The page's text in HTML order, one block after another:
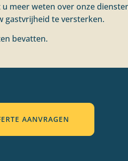
meer weten over onze
gastvrijheid te versterken.
bevatten.
AANVRAGEN